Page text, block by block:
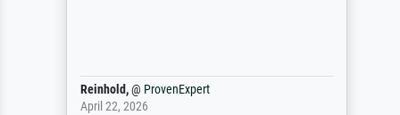
Reinhold,@ProvenExpert
April 22, 2026